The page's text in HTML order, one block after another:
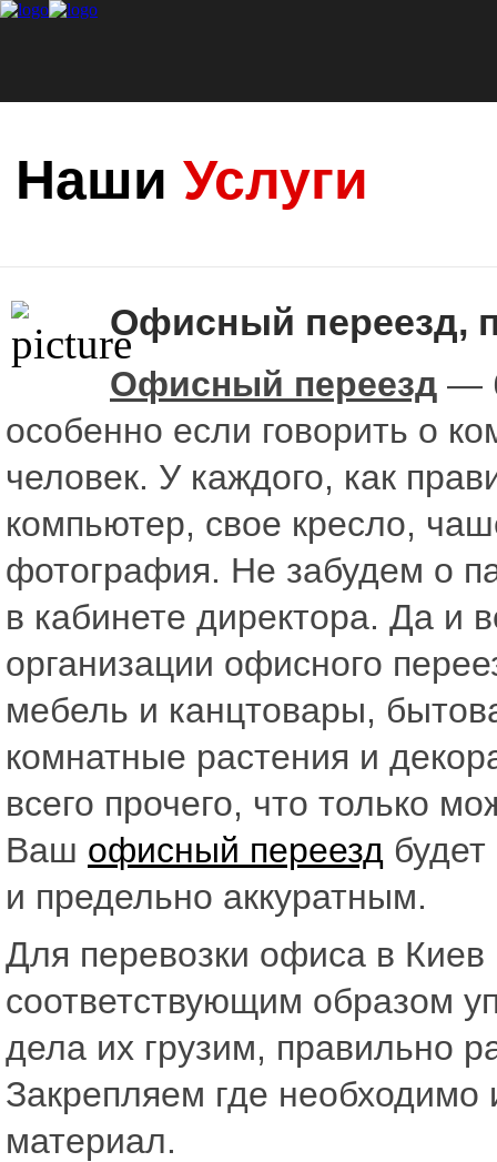
Наши Услуги
Офисный переезд,
Офисный переезд —
особенно если говорить о
человек. У каждого, как
компьютер, свое кресло,
фотография. Не забудем о
в кабинете директора. Да и
организации офисного
мебель и канцтовары,
комнатные растения и
всего прочего, что только
Ваш офисный переезд
и предельно аккуратным.
Для перевозки офиса в
соответствующим образом
дела их грузим, правильно
Закрепляем где
материал.